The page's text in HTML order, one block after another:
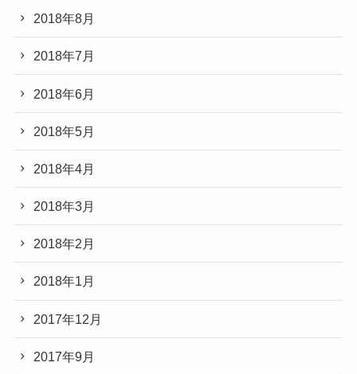
2018年8月
2018年7月
2018年6月
2018年5月
2018年4月
2018年3月
2018年2月
2018年1月
2017年12月
2017年9月